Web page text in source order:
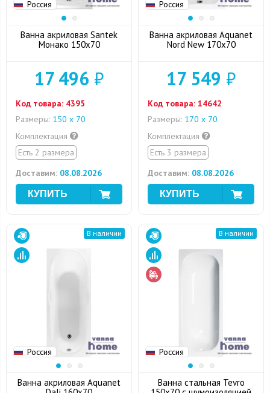
Россия
Ванна акриловая Santek
Монако 150x70
17 496 ₽
Код товара: 4395
Размеры: 150 х 70
Комплектация
Есть 2 размера
Доставим: 08.08.2026
Россия
Ванна акриловая Aquanet
Nord New 170x70
17 549 ₽
Код товара: 14642
Размеры: 170 х 70
Комплектация
Есть 3 размера
Доставим: 08.08.2026
Россия
В наличии
Ванна акриловая Aquanet
Россия
В наличии
Ванна стальная Tevro